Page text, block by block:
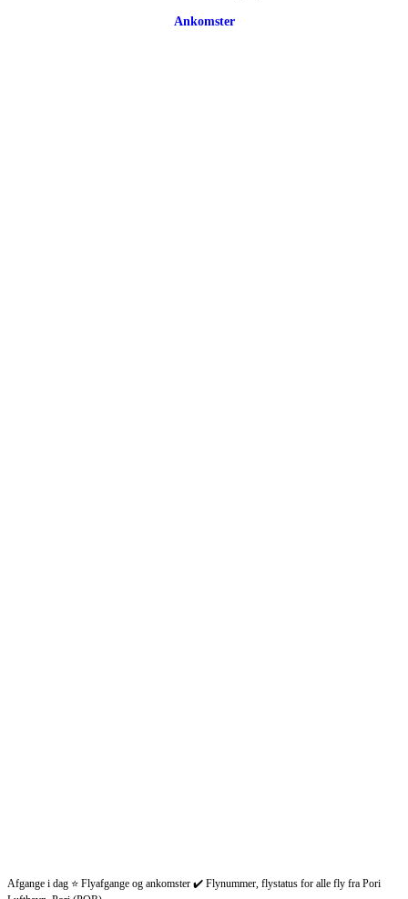
Ankomster
Afgange i dag ⭐ Flyafgange og ankomster ✔️ Flynummer, flystatus for alle fly fra Pori